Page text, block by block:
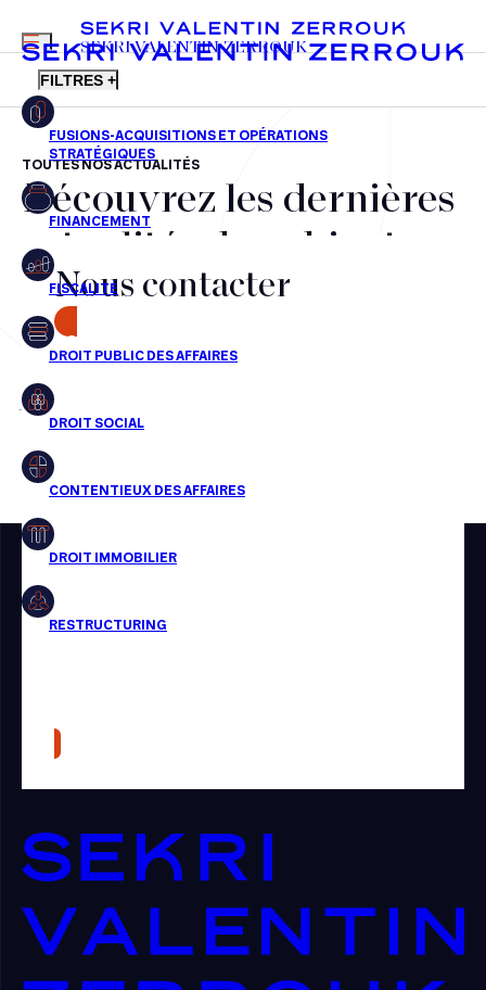
FR EN
MENU
SEKRI VALENTIN ZERROUK
FILTRES +
Fusions-acquisitions et opérations stratégiques
Financement
Fiscalité
Droit public des affaires
Droit social
Droit immobilier
Restructuring
Presse
TOUTES NOS ACTUALITÉS
Découvrez les dernières
actualités du cabinet,
nos récompenses et nos
transactions, jour après
jour
Aucun résultats pour cette recherche
Nous contacter